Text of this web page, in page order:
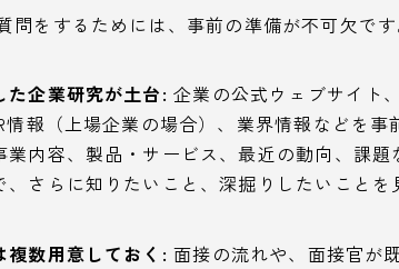
問をするためには、事前の準備が不可欠です
た企業研究が土台: 企業の公式ウェブサイト
情報（上場企業の場合）、業界情報などを
業内容、製品・サービス、最近の動向、課
、さらに知りたいこと、深掘りしたいこと
複数用意しておく: 面接の流れや、面接官が